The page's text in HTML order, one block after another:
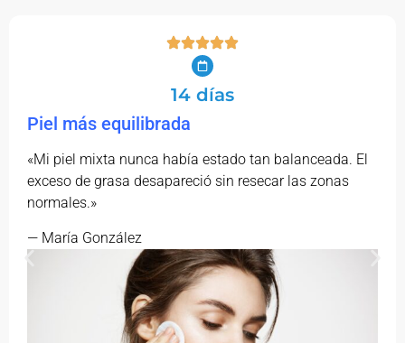
14 días
Piel más equilibrada
«Mi piel mixta nunca había estado tan balanceada. El
exceso de grasa desapareció sin resecar las zonas
normales.»
— María González